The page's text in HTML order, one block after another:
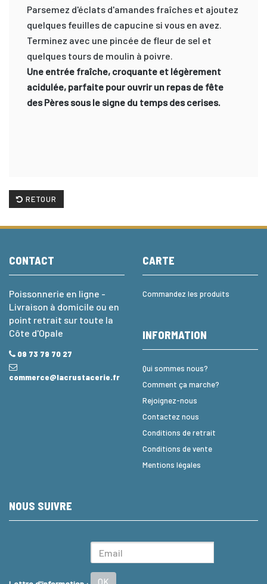
Parsemez d'éclats d'amandes fraîches et ajoutez
quelques feuilles de capucine si vous en avez.
Terminez avec une pincée de fleur de sel et
quelques tours de moulin à poivre.
Une entrée fraîche, croquante et légèrement
acidulée, parfaite pour ouvrir un repas de fête
des Pères sous le signe du temps des cerises.
RETOUR
CONTACT
Poissonnerie en ligne -
Livraison à domicile ou en
point retrait sur toute la
Côte d'Opale
09 73 79 70 27
commerce@lacrustacerie.fr
CARTE
Commandez les produits
INFORMATION
Qui sommes nous?
Comment ça marche?
Rejoignez-nous
Contactez nous
Conditions de retrait
Conditions de vente
Mentions légales
NOUS SUIVRE
OK